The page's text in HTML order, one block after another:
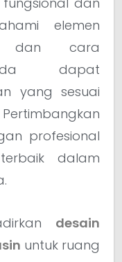
elemen
dan cara
dapat
yang sesuai
profesional
dalam
desain
untuk ruang